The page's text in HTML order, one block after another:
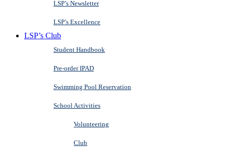
LSP’s Newsletter
LSP’s Excellence
LSP’s Club
Student Handbook
Pre-order IPAD
Swimming Pool Reservation
School Activities
Volunteering
Club